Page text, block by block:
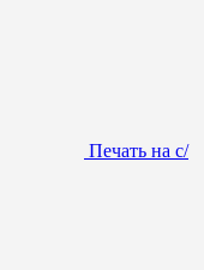
Печать на с/